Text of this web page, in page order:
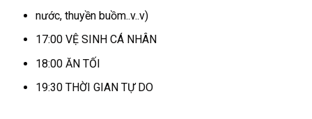
nước, thuyền buồm..v..v)
17:00 VỆ SINH CÁ NHÂN
18:00 ĂN TỐI
19:30 THỜI GIAN TỰ DO